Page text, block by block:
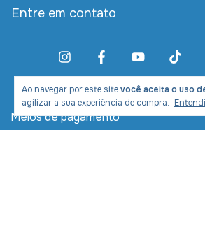
Ao navegar por este sitevocê aceita o uso
agilizar a sua experiência de compra. Entendi
Entre em contato
Meios de pagamento